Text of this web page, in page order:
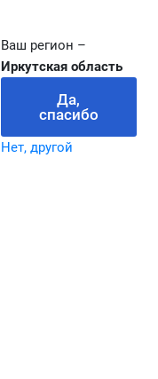
Ваш регион –
Иркутская область
Да,
спасибо
Нет, другой